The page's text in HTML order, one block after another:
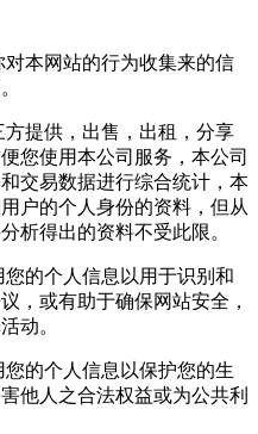
本网站的行为收集来的信
提供，出售，出租，分享
您使用本公司服务，本公司
交易数据进行综合统计，本
户的个人身份的资料，但从
析得出的资料不受此限。
的个人信息以用于识别和
，或有助于确保网站安全，
动。
的个人信息以保护您的生
他人之合法权益或为公共利